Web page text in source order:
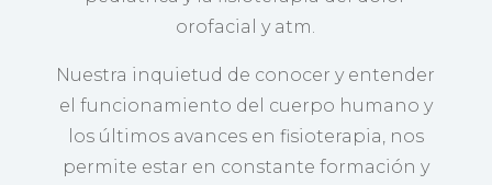
orofacial y atm.
Nuestra inquietud de conocer y entender
el funcionamiento del cuerpo humano y
los últimos avances en fisioterapia, nos
permite estar en constante formación y